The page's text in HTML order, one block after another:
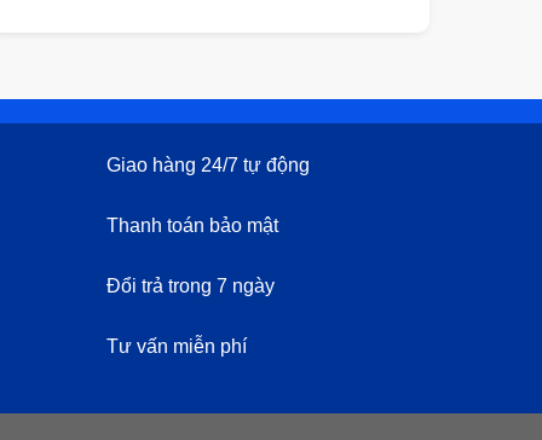
Giao hàng 24/7 tự động
Thanh toán bảo mật
Đổi trả trong 7 ngày
Tư vấn miễn phí